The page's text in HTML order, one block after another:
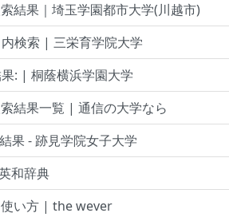
結果｜埼玉学園都市大学(川越市)
検索 | 三栄育学院大学
: | 桐蔭横浜学園大学
索結果一覧 | 通信の大学なら
果 - 跡見学院女子大学
和辞典
い方 | the wever